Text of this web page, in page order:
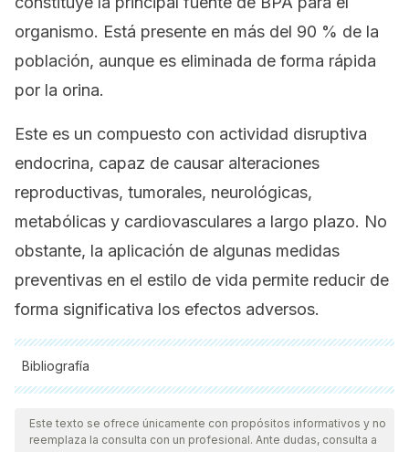
organismo. Está presente en más del 90 % de la
población, aunque es eliminada de forma rápida
por la orina.
Este es un compuesto con actividad disruptiva
endocrina, capaz de causar alteraciones
reproductivas, tumorales, neurológicas,
metabólicas y cardiovasculares a largo plazo. No
obstante, la aplicación de algunas medidas
preventivas en el estilo de vida permite reducir de
forma significativa los efectos adversos.
Bibliografía
Todas las fuentes citadas fueron revisadas a profundidad por
nuestro equipo, para asegurar su calidad, confiabilidad,
vigencia y validez.La bibliografía de este artículo fue
Este texto se ofrece únicamente con propósitos informativos y no
reemplaza la consulta con un profesional. Ante dudas, consulta a